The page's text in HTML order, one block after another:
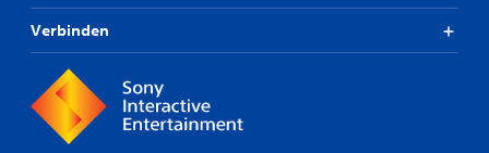
Verbinden